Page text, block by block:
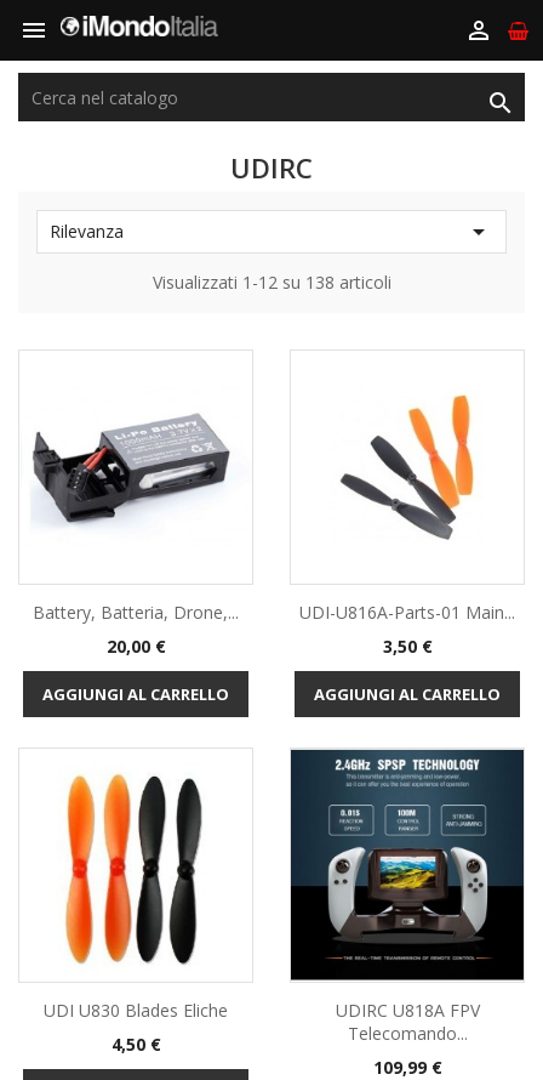
 

UDIRC
Rilevanza 
Visualizzati 1-12 su 138 articoli
Battery, Batteria, Drone,...
Prezzo
20,00 €
AGGIUNGI AL CARRELLO
UDI-U816A-Parts-01 Main...
Prezzo
3,50 €
AGGIUNGI AL CARRELLO
UDI U830 Blades Eliche
Prezzo
4,50 €
UDIRC U818A FPV
Telecomando...
Prezzo
109,99 €